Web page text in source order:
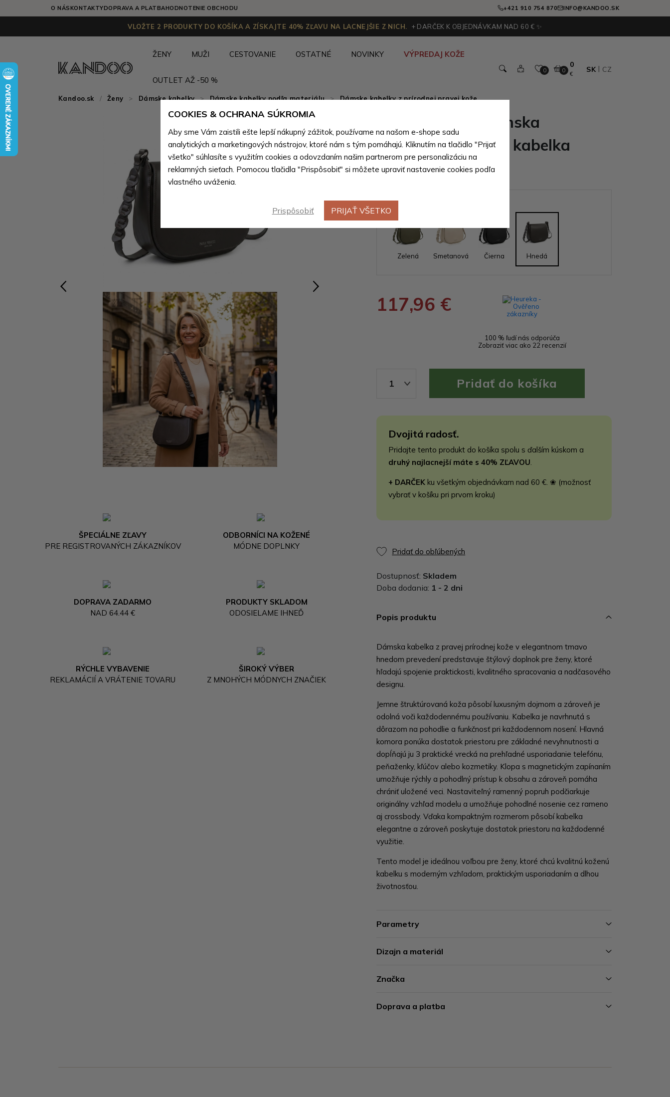
O NÁSKONTAKTYDOPRAVA A PLATBAHODNOTENIE OBCHODU +421 910 754 870 INFO@KANDOO.SK
VLOŽTE 2 PRODUKTY DO KOŠÍKA A ZÍSKAJTE 40% ZĽAVU NA LACNEJŠIE Z NICH. + DARČEK K OBJEDNÁVKAM NAD 60 € ✨
ŽENY MUŽI CESTOVANIE OSTATNÉ NOVINKY VÝPREDAJ KOŽE
OUTLET AŽ -50 %
0 0
0
€
SK CZ
Kandoo.sk Ženy > Dámske kabelky > Dámske kabelky podľa materiálu > Dámske kabelky z prírodnej pravej kože
Novinka
ŠPECIÁLNE ZĽAVY
PRE REGISTROVANÝCH ZÁKAZNÍKOV
ODBORNÍCI NA KOŽENÉ
MÓDNE DOPLNKY
DOPRAVA ZADARMO
NAD 64.44 €
PRODUKTY SKLADOM
ODOSIELAME IHNEĎ
RÝCHLE VYBAVENIE
REKLAMÁCIÍ A VRÁTENIE TOVARU
ŠIROKÝ VÝBER
Z MNOHÝCH MÓDNYCH ZNAČIEK
Tmavo hnedá dámska
crossbody kožená kabelka
Pernille
Farebné varianty
Zelená Smetanová Čierna Hnedá
117,96 €
100 % ľudí nás odporúča
Zobraziť viac ako 22 recenzií
1
Dvojitá radosť.
Pridajte tento produkt do košíka spolu s ďalším kúskom a
druhý najlacnejší máte s 40% ZĽAVOU.
+ DARČEK ku všetkým objednávkam nad 60 €. ❀ (možnosť
vybrať v košíku pri prvom kroku)
Pridať do obľúbených
Dostupnosť: Skladem
Doba dodania: 1 - 2 dni
Popis produktu
Dámska kabelka z pravej prírodnej kože v elegantnom tmavo
hnedom prevedení predstavuje štýlový doplnok pre ženy, ktoré
hľadajú spojenie praktickosti, kvalitného spracovania a nadčasového
designu.
Jemne štruktúrovaná koža pôsobí luxusným dojmom a zároveň je
odolná voči každodennému používaniu. Kabelka je navrhnutá s
dôrazom na pohodlie a funkčnosť pri každodennom nosení. Hlavná
komora ponúka dostatok priestoru pre základné nevyhnutnosti a
dopĺňajú ju 3 praktické vrecká na prehľadné usporiadanie telefónu,
peňaženky, kľúčov alebo kozmetiky. Klopa s magnetickým zapínaním
umožňuje rýchly a pohodlný prístup k obsahu a zároveň pomáha
chrániť uložené veci. Nastaviteľný ramenný popruh podčiarkuje
originálny vzhľad modelu a umožňuje pohodlné nosenie cez rameno
aj crossbody. Vďaka kompaktným rozmerom pôsobí kabelka
elegantne a zároveň poskytuje dostatok priestoru na každodenné
využitie.
Tento model je ideálnou voľbou pre ženy, ktoré chcú kvalitnú koženú
kabelku s moderným vzhľadom, praktickým usporiadaním a dlhou
životnosťou.
Parametry
Dizajn a materiál
Značka
Doprava a platba
COOKIES & OCHRANA SÚKROMIA
Aby sme Vám zaistili ešte lepší nákupný zážitok, používame na našom e-shope sadu
analytických a marketingových nástrojov, ktoré nám s tým pomáhajú. Kliknutím na tlačidlo "Prijať
všetko" súhlasíte s využitím cookies a odovzdaním našim partnerom pre personalizáciu na
reklamných sieťach. Pomocou tlačidla "Prispôsobiť" si môžete upraviť nastavenie cookies podľa
vlastného uváženia.
Prispôsobiť PRIJAŤ VŠETKO